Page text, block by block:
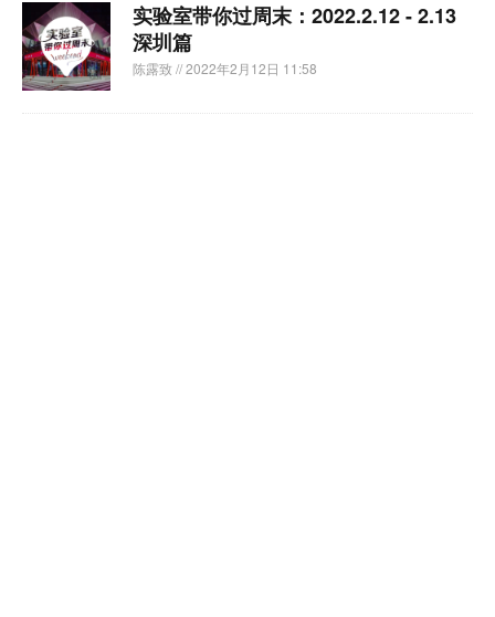
实验室带你过周末：2022.2.12 - 2.13
深圳篇
陈露致// 2022年2月12日 11:58